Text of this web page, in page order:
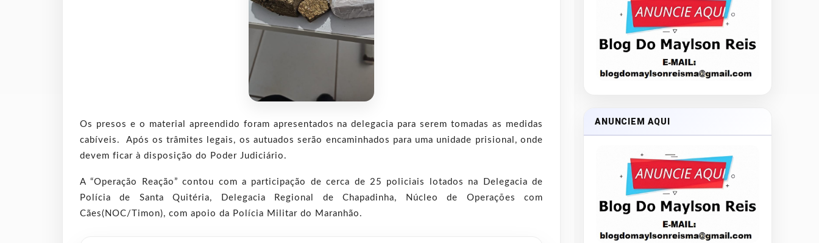
Os presos e o material apreendido foram apresentados na delegacia para serem tomadas as medidas
cabíveis. Após os trâmites legais, os autuados serão encaminhados para uma unidade prisional, onde
devem ficar à disposição do Poder Judiciário.
A “Operação Reação” contou com a participação de cerca de 25 policiais lotados na Delegacia de
Polícia de Santa Quitéria, Delegacia Regional de Chapadinha, Núcleo de Operações com
Cães(NOC/Timon), com apoio da Polícia Militar do Maranhão.
ANUNCIEM AQUI